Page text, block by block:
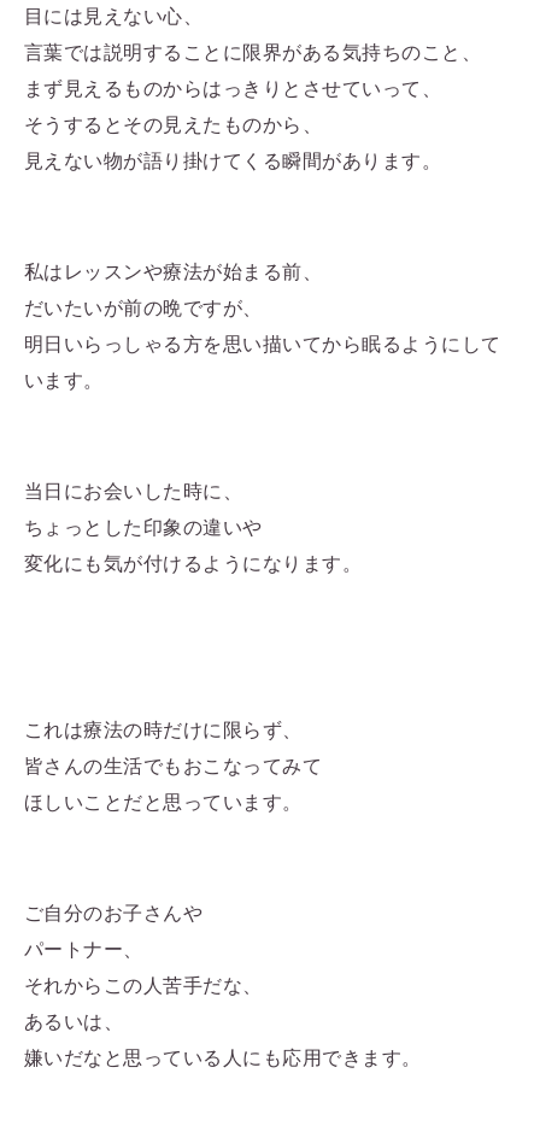
目には見えない心、
言葉では説明することに限界がある気持ちのこと、
まず見えるものからはっきりとさせていって、
そうするとその見えたものから、
見えない物が語り掛けてくる瞬間があります。
私はレッスンや療法が始まる前、
だいたいが前の晩ですが、
明日いらっしゃる方を思い描いてから眠るようにして
います。
当日にお会いした時に、
ちょっとした印象の違いや
変化にも気が付けるようになります。
これは療法の時だけに限らず、
皆さんの生活でもおこなってみて
ほしいことだと思っています。
ご自分のお子さんや
パートナー、
それからこの人苦手だな、
あるいは、
嫌いだなと思っている人にも応用できます。